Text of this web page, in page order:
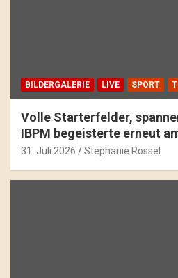
BILDERGALERIE LIVE SPORT
Volle Starterfelder,
IBPM begeisterte erneut
31. Juli 2026 Stephanie Rössel